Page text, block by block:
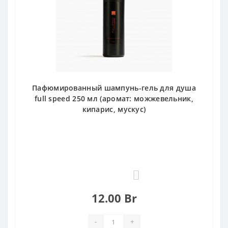
Пафюмированный шампунь-гель для душа
full speed 250 мл (аромат: можжевельник,
кипарис, мускус)
12.00 Br
- +